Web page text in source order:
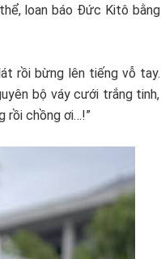
loan báo Đức Kitô bằng
rồi bừng lên tiếng vỗ tay.
bộ váy cưới trắng tinh,
rồi chồng ơi…!”